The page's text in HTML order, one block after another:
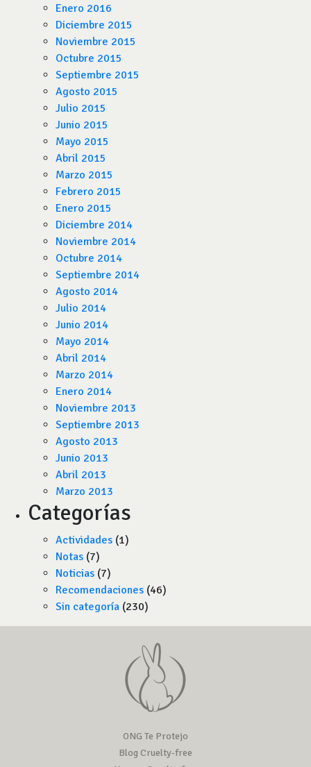
Enero 2016
Diciembre 2015
Noviembre 2015
Octubre 2015
Septiembre 2015
Agosto 2015
Julio 2015
Junio 2015
Mayo 2015
Abril 2015
Marzo 2015
Febrero 2015
Enero 2015
Diciembre 2014
Noviembre 2014
Octubre 2014
Septiembre 2014
Agosto 2014
Julio 2014
Junio 2014
Mayo 2014
Abril 2014
Marzo 2014
Enero 2014
Noviembre 2013
Septiembre 2013
Agosto 2013
Junio 2013
Abril 2013
Marzo 2013
Categorías
Actividades (1)
Notas (7)
Noticias (7)
Recomendaciones (46)
Sin categoría (230)
ONG Te Protejo
Blog Cruelty-free